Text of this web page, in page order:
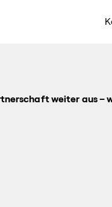
weiter aus –